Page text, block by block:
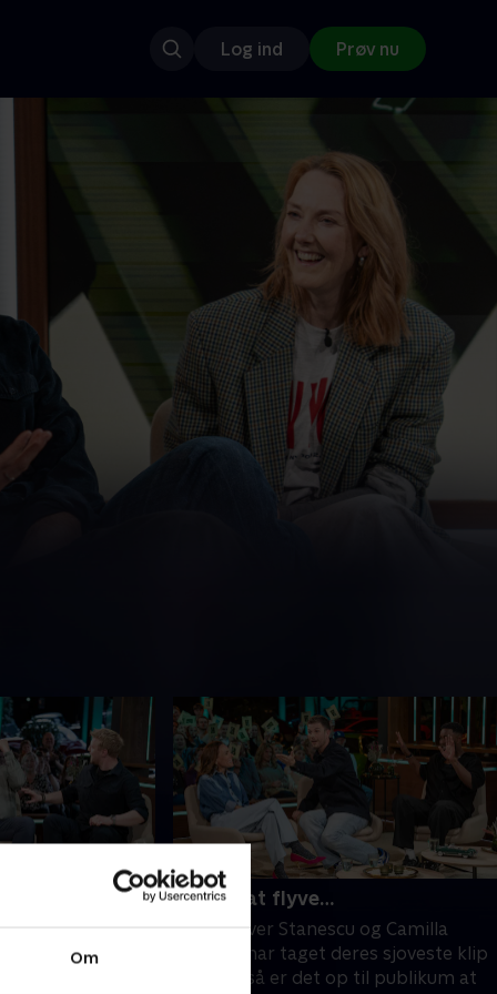
Om
Log ind Prøv nu
der får
8. Højt at flyve…
Skinz, Oliver Stanescu og Camilla
Ottesen har taget deres sjoveste klip
med, og så er det op til publikum at